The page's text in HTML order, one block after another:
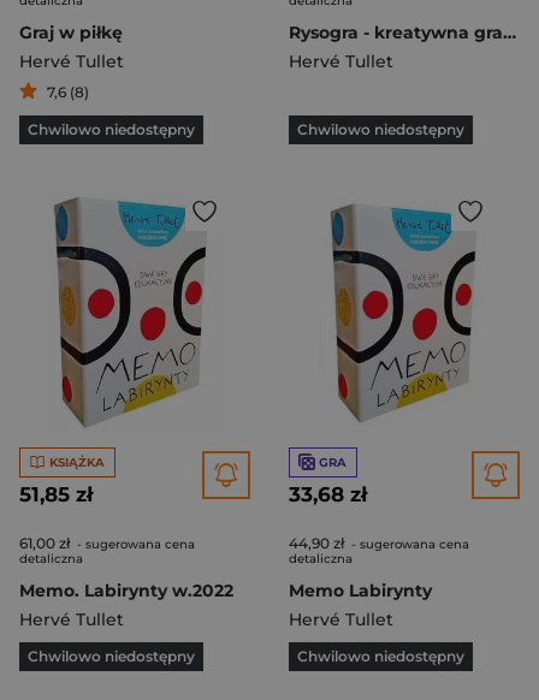
Graj w piłkę
Hervé Tullet
7,6 (8)
Chwilowo niedostępny
Rysogra - kreatywna gra rysunkowa dla dzieci
Hervé Tullet
Chwilowo niedostępny
KSIĄŻKA
51,85 zł
61,00 zł - sugerowana cena
detaliczna
Memo. Labirynty w.2022
Hervé Tullet
Chwilowo niedostępny
GRA
33,68 zł
44,90 zł - sugerowana cena
detaliczna
Memo Labirynty
Hervé Tullet
Chwilowo niedostępny